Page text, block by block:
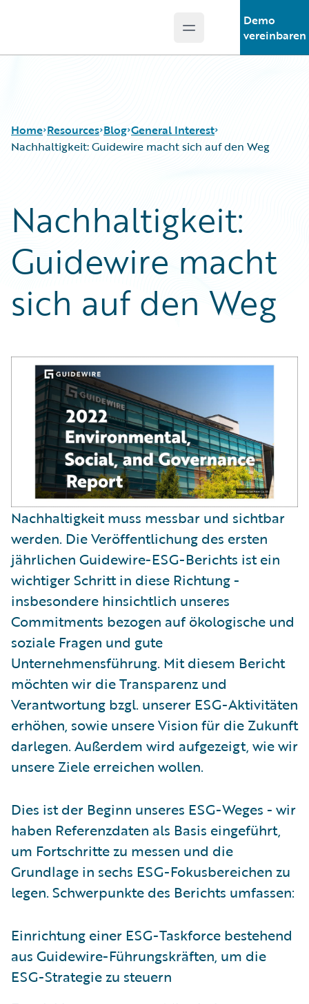
Open main menu
Demo
vereinbaren
Home Resources
Guidewire Conversations
Podcasts
Blog
Help and Support
Blog
Best Practices
Careers
Customer Viewpoint
Developers
Intelligent Experience
Partner Perspective
General Interest
Nachhaltigkeit: Guidewire macht sich auf den Weg
Nachhaltigkeit:
Guidewire macht
sich auf den Weg
Nachhaltigkeit muss messbar und sichtbar
werden. Die Veröffentlichung des ersten
jährlichen Guidewire-ESG-Berichts ist ein
wichtiger Schritt in diese Richtung -
insbesondere hinsichtlich unseres
Commitments bezogen auf ökologische und
soziale Fragen und gute
Unternehmensführung. Mit diesem Bericht
möchten wir die Transparenz und
Verantwortung bzgl. unserer ESG-Aktivitäten
erhöhen, sowie unsere Vision für die Zukunft
darlegen. Außerdem wird aufgezeigt, wie wir
unsere Ziele erreichen wollen.
Dies ist der Beginn unseres ESG-Weges - wir
haben Referenzdaten als Basis eingeführt,
um Fortschritte zu messen und die
Grundlage in sechs ESG-Fokusbereichen zu
legen. Schwerpunkte des Berichts umfassen:
Einrichtung einer ESG-Taskforce bestehend
aus Guidewire-Führungskräften, um die
ESG-Strategie zu steuern